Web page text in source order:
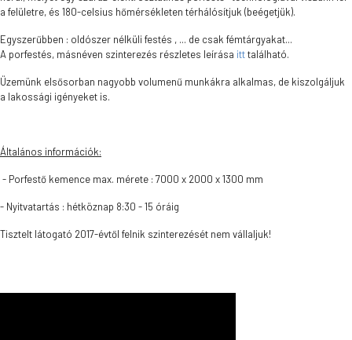
a felületre, és 180-celsius hőmérsékleten térhálósítjuk (beégetjük).
Egyszerűbben : oldószer nélküli festés , ... de csak fémtárgyakat...
A porfestés, másnéven szinterezés részletes leírása itttalálható.
Üzemünk elsősorban nagyobb volumenű munkákra alkalmas, de kiszolgáljuk
a lakossági igényeket is.
Általános információk:
- Porfestő kemence max. mérete : 7000 x 2000 x 1300 mm
- Nyitvatartás : hétköznap 8:30 - 15 óráig
Tisztelt látogató 2017-évtől felnik szinterezését nem vállaljuk!